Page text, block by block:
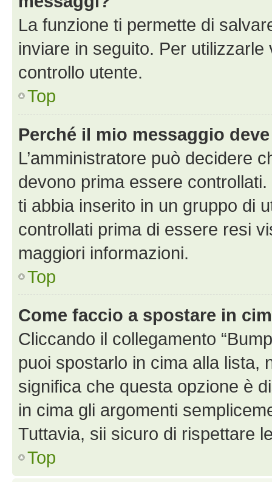
La funzione ti permette di
inviare in seguito. Per utilizzarle
controllo utente.
Top
Perché il mio messaggio
L’amministratore può decidere
devono prima essere
ti abbia inserito in un gruppo di
controllati prima di essere resi
maggiori informazioni.
Top
Come faccio a spostare in
Cliccando il collegamento
puoi spostarlo in cima alla lista,
significa che questa opzione è
in cima gli argomenti
Tuttavia, sii sicuro di rispettare
Top